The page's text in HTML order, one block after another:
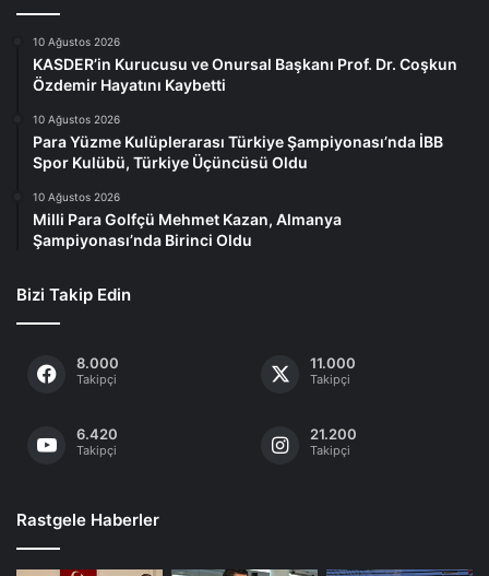
10 Ağustos 2026
KASDER’in Kurucusu ve Onursal Başkanı Prof. Dr. Coşkun
Özdemir Hayatını Kaybetti
10 Ağustos 2026
Para Yüzme Kulüplerarası Türkiye Şampiyonası’nda İBB
Spor Kulübü, Türkiye Üçüncüsü Oldu
10 Ağustos 2026
Milli Para Golfçü Mehmet Kazan, Almanya
Şampiyonası’nda Birinci Oldu
Bizi Takip Edin
8.000
Takipçi
11.000
Takipçi
6.420
Takipçi
21.200
Takipçi
Rastgele Haberler